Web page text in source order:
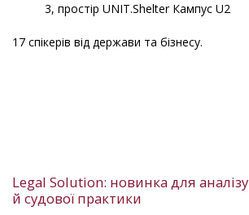
3, простір UNIT.Shelter Кампус U2
17 спікерів від держави та бізнесу.
Legal Solution: новинка для
й судової практики